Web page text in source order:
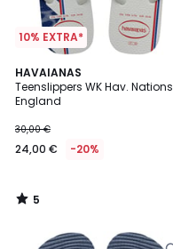
10% EXTRA*
HAVAIANAS
Teenslippers WK Hav. Nations
England
€
In
van
30,00
30,00 €
24,00 € -20%
5
/
5
5
/